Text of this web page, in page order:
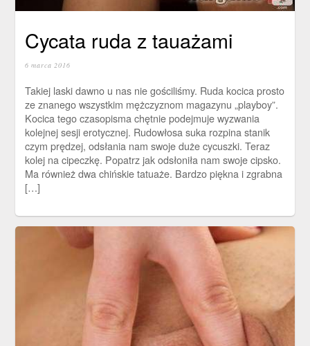
Cycata ruda z tauażami
6 marca 2016
Takiej laski dawno u nas nie gościliśmy. Ruda kocica prosto
ze znanego wszystkim mężczyznom magazynu „playboy”.
Kocica tego czasopisma chętnie podejmuje wyzwania
kolejnej sesji erotycznej. Rudowłosa suka rozpina stanik
czym prędzej, odsłania nam swoje duże cycuszki. Teraz
kolej na cipeczkę. Popatrz jak odsłoniła nam swoje cipsko.
Ma również dwa chińskie tatuaże. Bardzo piękna i zgrabna
[…]